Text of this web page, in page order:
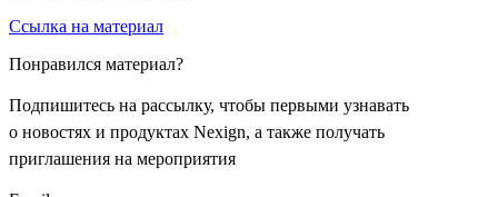
Ссылка на материал
Понравился материал?
Подпишитесь на рассылку, чтобы первыми узнавать
о новостях и продуктах Nexign, а также получать
приглашения на мероприятия